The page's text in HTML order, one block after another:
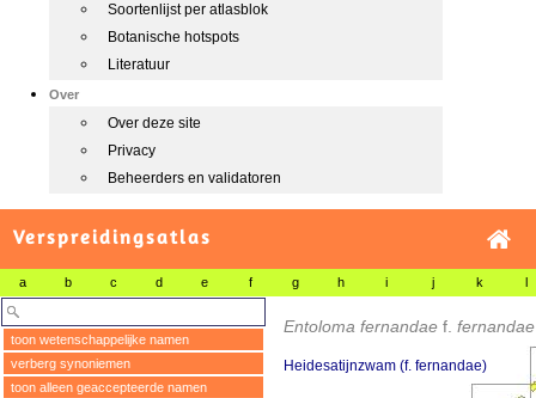
Soortenlijst per atlasblok
Botanische hotspots
Literatuur
Over
Over deze site
Privacy
Beheerders en validatoren
Verspreidingsatlas
a b c d e f g h i j k l
toon wetenschappelijke namen
verberg synoniemen
toon alleen geaccepteerde namen
Entoloma fernandae f.
Heidesatijnzwam (f. fernandae)